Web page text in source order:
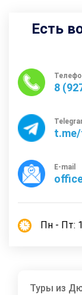
Есть
8
E-mail
Пн - Пт:
Туры из